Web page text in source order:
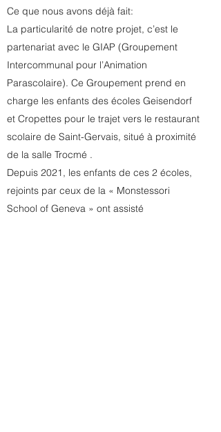
Ce que nous avons déjà fait:
La particularité de notre projet, c’est le
partenariat avec le GIAP (Groupement
Intercommunal pour l’Animation
Parascolaire). Ce Groupement prend en
charge les enfants des écoles Geisendorf
et Cropettes pour le trajet vers le restaurant
scolaire de Saint-Gervais, situé à proximité
de la salle Trocmé .
Depuis 2021, les enfants de ces 2 écoles,
rejoints par ceux de la « Monstessori
School of Geneva » ont assisté